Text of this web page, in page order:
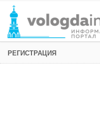
РЕГИСТРАЦИЯ